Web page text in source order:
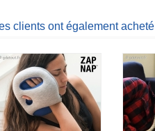
clients ont également acheté